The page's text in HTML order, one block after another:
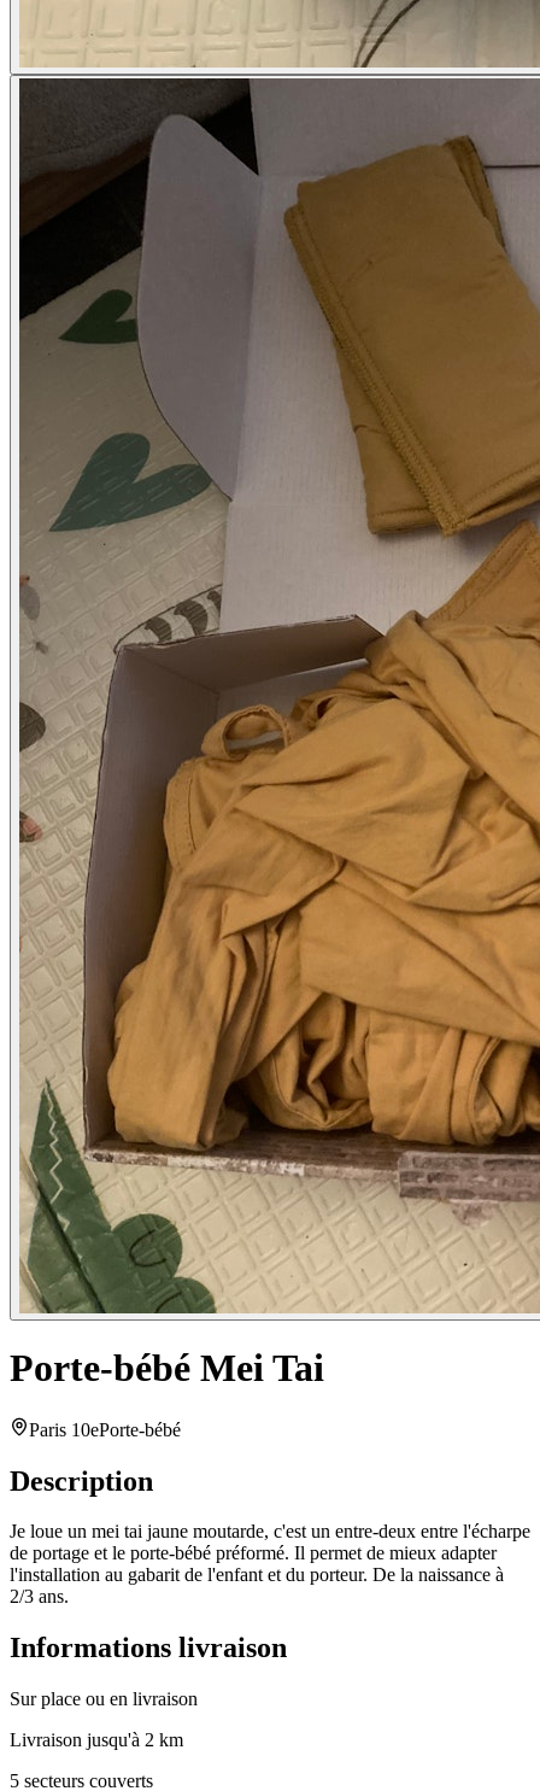
Porte-bébé Mei Tai
Paris 10ePorte-bébé
Description
Je loue un mei tai jaune moutarde, c'est un entre-deux entre l'écharpe
de portage et le porte-bébé préformé. Il permet de mieux adapter
l'installation au gabarit de l'enfant et du porteur. De la naissance à
2/3 ans.
Informations livraison
Sur place ou en livraison
Livraison jusqu'à 2 km
5 secteurs couverts